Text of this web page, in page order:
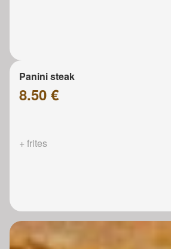
Panini steak
8.50 €
+ frites